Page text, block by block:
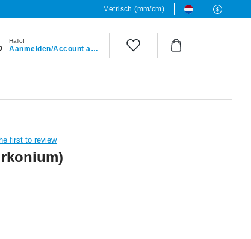
Metrisch (mm/cm)
Hallo!
Aanmelden/Account aanmaken
first to review